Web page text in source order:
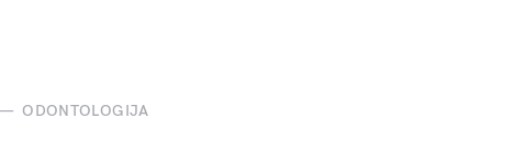
ODONTOLOGIJA